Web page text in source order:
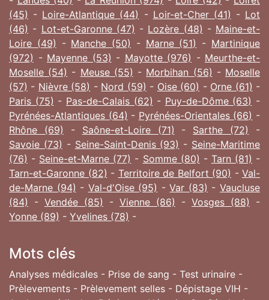
(45) - Loire-Atlantique (44) - Loir-et-Cher (41) - Lot
(46) - Lot-et-Garonne (47) - Lozère (48) - Maine-et-
Loire (49) - Manche (50) - Marne (51) - Martinique
(972) - Mayenne (53) - Mayotte (976) - Meurthe-et-
Moselle (54) - Meuse (55) - Morbihan (56) - Moselle
(57) - Nièvre (58) - Nord (59) - Oise (60) - Orne (61) -
Paris (75) - Pas-de-Calais (62) - Puy-de-Dôme (63) -
Pyrénées-Atlantiques (64) - Pyrénées-Orientales (66) -
Rhône (69) - Saône-et-Loire (71) - Sarthe (72)
-
Savoie (73) - Seine-Saint-Denis (93) - Seine-Maritime
(76) - Seine-et-Marne (77) - Somme (80) - Tarn (81) -
Tarn-et-Garonne (82) - Territoire de Belfort (90) - Val-
de-Marne (94) - Val-d'Oise (95) -Var (83) -Vaucluse
(84) - Vendée (85) - Vienne (86) - Vosges (88) -
Yonne (89) - Yvelines (78) -
Mots clés
Analyses médicales - Prise de sang - Test urinaire -
Prèlevements - Prèlevement selles - Dépistage VIH -